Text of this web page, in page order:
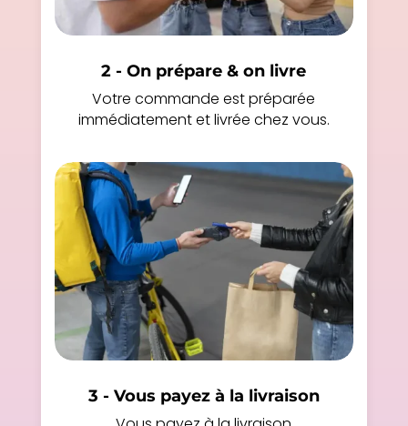
2 - On prépare & on livre
Votre commande est préparée
immédiatement et livrée chez vous.
3 - Vous payez à la livraison